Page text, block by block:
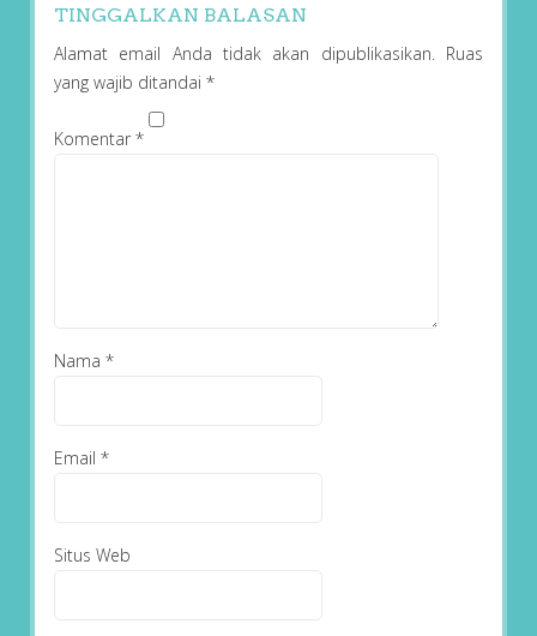
TINGGALKAN BALASAN
Alamat email Anda tidak akan dipublikasikan. Ruas
yang wajib ditandai *
Komentar *
Nama *
Email *
Situs Web